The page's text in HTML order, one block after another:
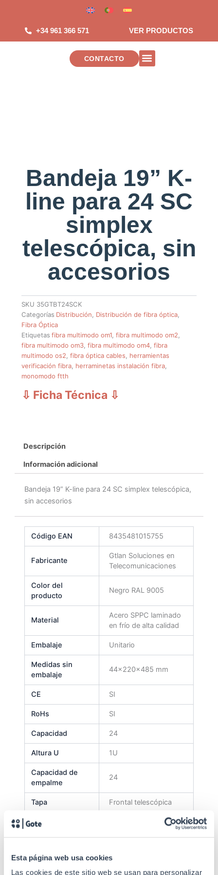
Esta página web usa cookies
Las cookies de este sitio web se usan para personalizar
contenido
+34 961 366 571 VER PRODUCTOS
CONTACTO
Bandeja 19” K-
line para 24 SC
simplex
telescópica, sin
accesorios
SKU 35GTBT24SCK
Categorías Distribución Distribución de fibra óptica
Fibra Óptica
Etiquetas fibra multimodo om1 ,fibra multimodo om2
fibra multimodo om3 ,fibra multimodo om4 ,fibra
multimodo os2 ,fibra óptica cables
herramientas
verificación fibra herraminetas instalación fibra
monomodo ftth
⇩ Ficha Técnica ⇩
Descripción
Información adicional
Bandeja 19” K-line para 24 SC simplex telescópica,
sin accesorios
Código EAN 8435481015755
Fabricante
Gtlan Soluciones en
Telecomunicaciones
Color del
producto
Negro RAL 9005
Material
Acero SPPC laminado
en frío de alta calidad
Embalaje Unitario
Medidas sin
embalaje
44x220x485 mm
CE SI
RoHs SI
Capacidad 24
Altura U 1U
Capacidad de
empalme
24
Tapa Frontal telescópica
Tipo conector
su extracción.
Inlcuyen cassettes